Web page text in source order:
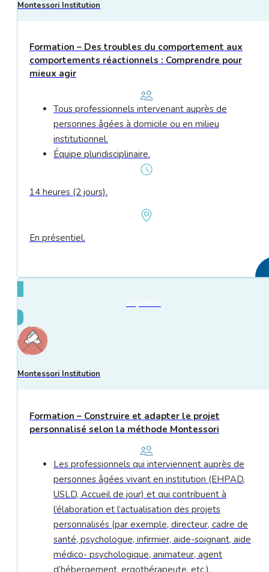
Montessori Institution
Formation – Des troubles du comportement aux
comportements réactionnels : Comprendre pour
mieux agir
Tous professionnels intervenant auprès de
personnes âgées à domicile ou en milieu
institutionnel.
Équipe pluridisciplinaire.
14 heures (2 jours).
En présentiel.
Montessori Institution
Formation – Construire et adapter le projet
personnalisé selon la méthode Montessori
Les professionnels qui interviennent auprès de
personnes âgées vivant en institution (EHPAD,
USLD, Accueil de jour) et qui contribuent à
l’élaboration et l’actualisation des projets
personnalisés (par exemple, directeur, cadre de
santé, psychologue, infirmier, aide-soignant, aide
médico- psychologique, animateur, agent